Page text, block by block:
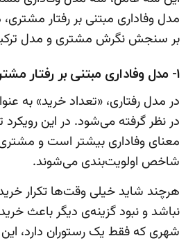
مدل وفاداری مبتنی بر رفتار
بر سنجش نگرش مشتری و مدل
1- مدل وفاداری مبتنی بر رفتار مشتری
در مدل رفتاری، «تعداد خرید» به
در نظر گرفته می‌شود. در این رویکرد
معنای وفاداری بیشتر است و
شاخص اولویت‌بندی می‌شوند.
هرچند شاید خیلی وقت‌ها تکرار
نباشد و نبود گزینه‌ی دیگر باعث
شهری که فقط یک رستوران دارد،